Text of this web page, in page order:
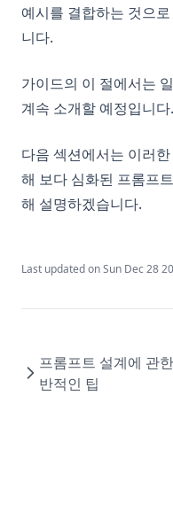
예시를 결합하는 것으
니다.
가이드의 이 절에서는
계속 소개할 예정입니다.
다음 섹션에서는 이러
해 보다 심화된 프롬프
해 설명하겠습니다.
Last updated onSun Dec 28
프롬프트 설계에 관
반적인 팁